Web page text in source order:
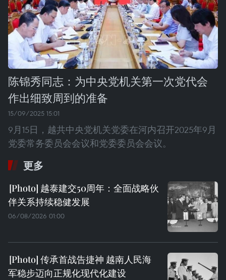
陈锦秀同志：为中央党机关第一次党代会
作出细致周到的准备
15/09/2025 15:01
9月15日，越共中央党机关党委在河内召开2025年9月
党委常务委员会会议和党委委员会会议。
更多
越泰建交50周年：全面战略伙
伴关系持续稳健发展
06/08/2026 01:00
传承首战告捷神 越南人民海
军稳步迈向正规化现代化建设